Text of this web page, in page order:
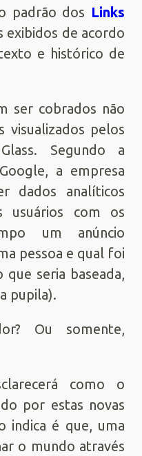
padrão dos Links
exibidos de acordo
e histórico de
ser cobrados não
visualizados pelos
Segundo a
a empresa
dados analíticos
usuários com os
um anúncio
pessoa e qual foi
seria baseada,
pupila).
Ou somente,
como o
por estas novas
indica é que, uma
o mundo através